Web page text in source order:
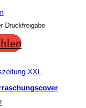
Druckfreigabe